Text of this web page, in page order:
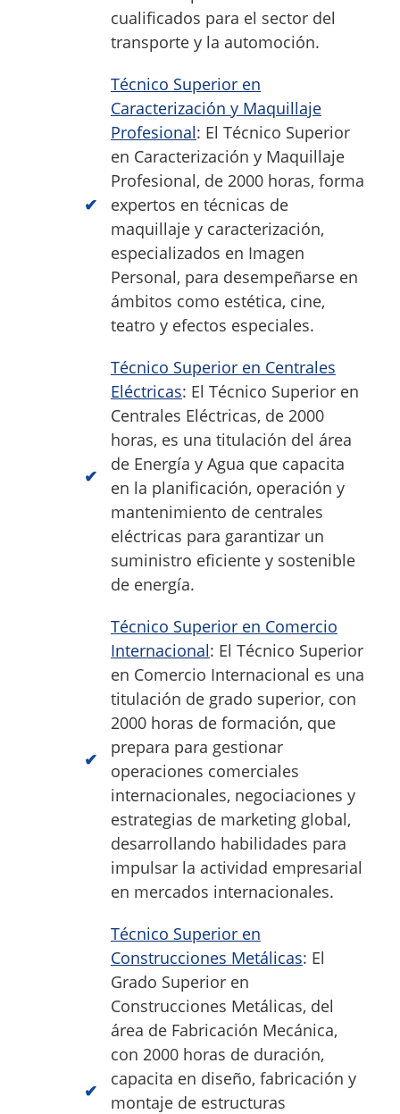
cualificados para el sector del
transporte y la automoción.
Técnico Superior en
Caracterización y Maquillaje
Profesional: El Técnico Superior
en Caracterización y Maquillaje
Profesional, de 2000 horas, forma
expertos en técnicas de
maquillaje y caracterización,
especializados en Imagen
Personal, para desempeñarse en
ámbitos como estética, cine,
teatro y efectos especiales.
Técnico Superior en Centrales
Eléctricas: El Técnico Superior en
Centrales Eléctricas, de 2000
horas, es una titulación del área
de Energía y Agua que capacita
en la planificación, operación y
mantenimiento de centrales
eléctricas para garantizar un
suministro eficiente y sostenible
de energía.
Técnico Superior en Comercio
Internacional: El Técnico Superior
en Comercio Internacional es una
titulación de grado superior, con
2000 horas de formación, que
prepara para gestionar
operaciones comerciales
internacionales, negociaciones y
estrategias de marketing global,
desarrollando habilidades para
impulsar la actividad empresarial
en mercados internacionales.
Técnico Superior en
Construcciones Metálicas: El
Grado Superior en
Construcciones Metálicas, del
área de Fabricación Mecánica,
con 2000 horas de duración,
capacita en diseño, fabricación y
montaje de estructuras